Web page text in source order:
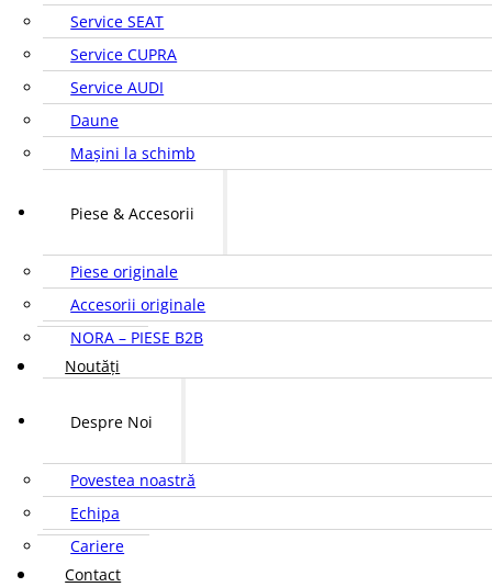
Service SEAT
Service CUPRA
Service AUDI
Daune
Mașini la schimb
Piese & Accesorii
Piese originale
Accesorii originale
NORA – PIESE B2B
Noutăți
Despre Noi
Povestea noastră
Echipa
Cariere
Contact